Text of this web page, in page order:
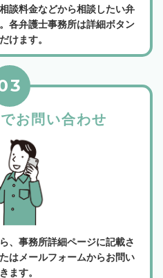
談料金などから相談したい弁
各弁護士事務所は詳細ボタン
けます。
お問い合わせ
、事務所詳細ページに記載さ
はメールフォームからお問い
ます。